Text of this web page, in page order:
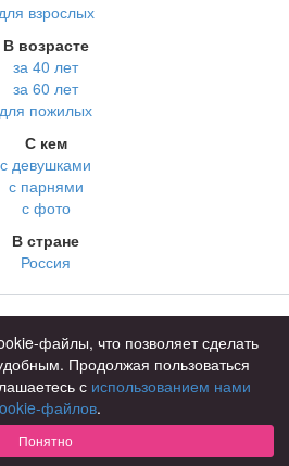
взрослых
В возрасте
за 40 лет
за 60 лет
для пожилых
С кем
с девушками
с парнями
с фото
В стране
Россия
Правила
Как оплатить
Техническая поддержка
файлы, что позволяет сделать
Продолжая пользоваться
с использованием нами
файлов.
Понятно